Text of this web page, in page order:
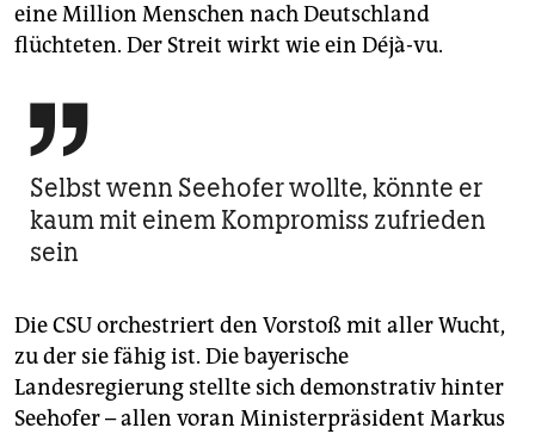
eine Million Menschen nach Deutschland
flüchteten. Der Streit wirkt wie ein Déjà-vu.

Selbst wenn Seehofer wollte, könnte er
kaum mit einem Kompromiss zufrieden
sein
Die CSU orchestriert den Vorstoß mit aller Wucht,
zu der sie fähig ist. Die bayerische
Landesregierung stellte sich demonstrativ hinter
Seehofer – allen voran Ministerpräsident Markus